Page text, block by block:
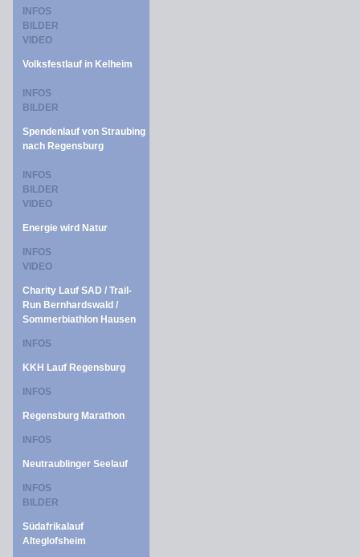
INFOS
BILDER
VIDEO
Volksfestlauf in Kelheim
INFOS
BILDER
Spendenlauf von Straubing
nach Regensburg
INFOS
BILDER
VIDEO
Energie wird Natur
INFOS
VIDEO
Charity Lauf SAD / Trail-
Run Bernhardswald /
Sommerbiathlon Hausen
INFOS
KKH Lauf Regensburg
INFOS
Regensburg Marathon
INFOS
Neutraublinger Seelauf
INFOS
BILDER
Südafrikalauf
Alteglofsheim